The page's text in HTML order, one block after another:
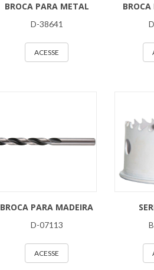
BROCA PARA METAL
D-38641
ACESSE
BROCA PARA MADEIRA
D-07113
ACESSE